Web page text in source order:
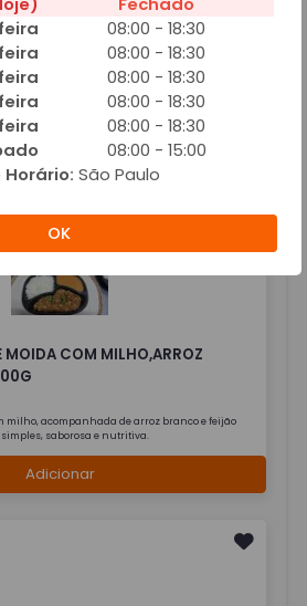
DE PANELA COM MANDIOCA,
Adicionar
COM MILHO,ARROZ
milho, acompanhada de arroz branco e feijão
saborosa e nutritiva.
Adicionar
08:00 - 18:30
08:00 - 18:30
08:00 - 18:30
08:00 - 18:30
08:00 - 18:30
08:00 - 15:00
Horário: São Paulo
OK